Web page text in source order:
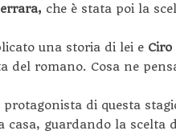
che è stata poi la
una storia di lei e Ciro
del romano. Cosa ne
di questa
casa, guardando la scelta